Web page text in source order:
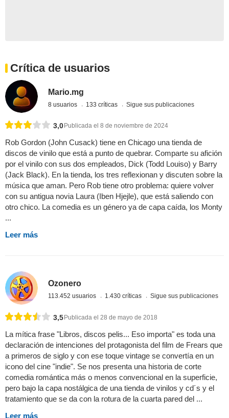
Crítica de usuarios
Mario.mg
8 usuarios 133 críticas Sigue sus publicaciones
3,0 Publicada el 8 de noviembre de 2024
Rob Gordon (John Cusack) tiene en Chicago una tienda de
discos de vinilo que está a punto de quebrar. Comparte su afición
por el vinilo con sus dos empleados, Dick (Todd Louiso) y Barry
(Jack Black). En la tienda, los tres reflexionan y discuten sobre la
música que aman. Pero Rob tiene otro problema: quiere volver
con su antigua novia Laura (Iben Hjejle), que está saliendo con
otro chico. La comedia es un género ya de capa caída, los Monty
...
Leer más
Ozonero
113.452 usuarios 1.430 críticas Sigue sus publicaciones
3,5Publicada el 28 de mayo de 2018
La mítica frase "Libros, discos pelis... Eso importa" es toda una
declaración de intenciones del protagonista del film de Frears que
a primeros de siglo y con ese toque vintage se convertía en un
icono del cine "indie". Se nos presenta una historia de corte
comedia romántica más o menos convencional en la superficie,
pero bajo la capa nostálgica de una tienda de vinilos y cd´s y el
tratamiento que se da con la rotura de la cuarta pared del ...
Leer más